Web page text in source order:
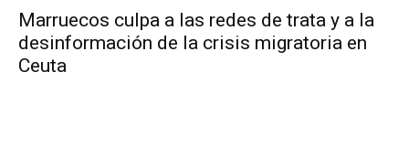
Marruecos culpa a las redes de trata y a la
desinformación de la crisis migratoria en
Ceuta